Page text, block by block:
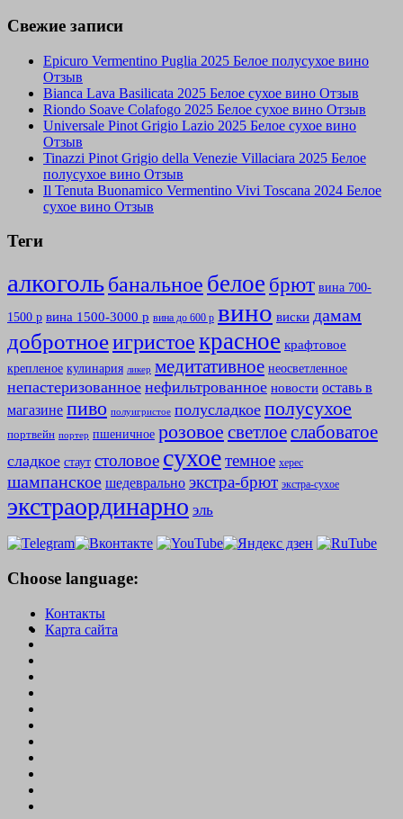
Свежие записи
Epicuro Vermentino Puglia 2025 Белое полусухое вино
Отзыв
Bianca Lava Basilicata 2025 Белое сухое вино Отзыв
Riondo Soave Colafogo 2025 Белое сухое вино Отзыв
Universale Pinot Grigio Lazio 2025 Белое сухое вино
Отзыв
Tinazzi Pinot Grigio della Venezie Villaciara 2025 Белое
полусухое вино Отзыв
Il Tenuta Buonamico Vermentino Vivi Toscana 2024 Белое
сухое вино Отзыв
Теги
алкогольбанальное белое брют вина 700-
1500 р вина 1500-3000 р вина до 600 р вино виски дамам
добротноеигристоекрасное крафтовое
крепленое кулинария ликер медитативное неосветленное
непастеризованное нефильтрованное новости оставь в
магазине пиво полуигристое полусладкое полусухое
портвейн портер пшеничное розовое светлоеслабоватое
сладкое стаут столовое сухоетемное херес
шампанское шедеврально экстра-брют экстра-сухое
экстраординарно эль
Choose language:
Контакты
Карта сайта